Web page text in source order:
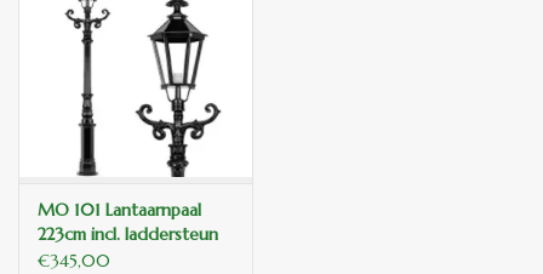
Bronzen beelden voor
binnen en of buiten.
ANTIEK , Curiosa en
Replica's
MO 101 Lantaarnpaal
223cm incl. laddersteun
€345,00